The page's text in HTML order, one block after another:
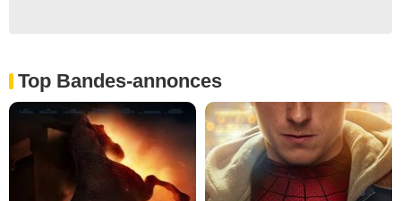
Top Bandes-annonces